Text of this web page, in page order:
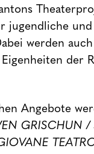
jugendliche
werden
der
Angebote
GRISCHUN /